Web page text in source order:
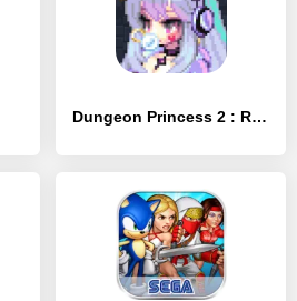
Dungeon Princess 2 : RPG